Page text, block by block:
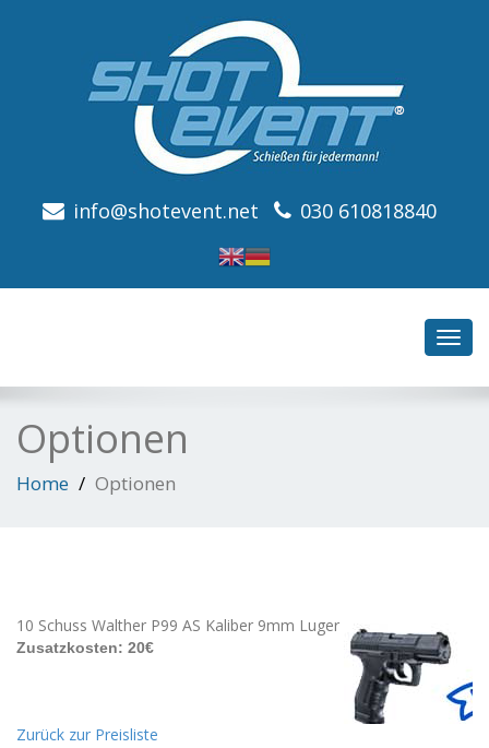
info@shotevent.net 030 610818840
Optionen
Home Optionen
10 Schuss Walther P99 AS Kaliber 9mm Luger
Zusatzkosten: 20€
Zurück zur Preisliste